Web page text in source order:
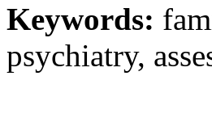
Keywords:
psychiatry,